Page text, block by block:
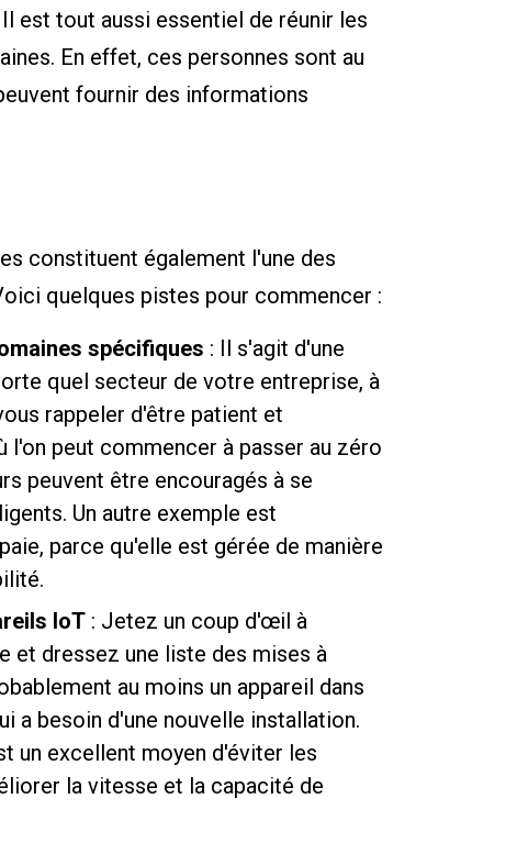
est tout aussi essentiel de réunir les
En effet, ces personnes sont au
fournir des informations
constituent également l'une des
quelques pistes pour commencer :
spécifiques : Il s'agit d'une
quel secteur de votre entreprise, à
rappeler d'être patient et
l'on peut commencer à passer au zéro
peuvent être encouragés à se
Un autre exemple est
parce qu'elle est gérée de manière
IoT: Jetez un coup d'œil à
et dressez une liste des mises à
au moins un appareil dans
a besoin d'une nouvelle installation.
un excellent moyen d'éviter les
la vitesse et la capacité de